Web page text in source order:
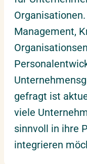
Management,
gefragt ist
viele
sinnvoll in ihre
integrieren